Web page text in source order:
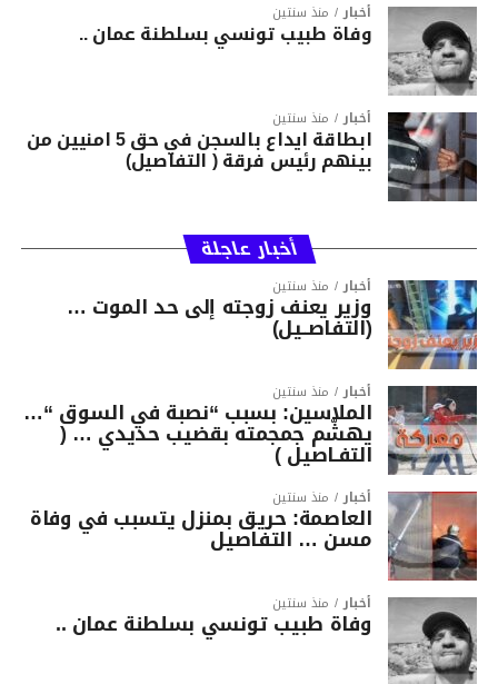
أخبار منذ سنتين
وفاة طبيب تونسي بسلطنة عمان ..
أخبار منذ سنتين
ابطاقة ايداع بالسجن في حق 5 امنيين من
بينهم رئيس فرقة ( التفاصيل)
أخبار عاجلة
أخبار منذ سنتين
وزير يعنف زوجته إلى حد الموت …
(التفاصــيل)
أخبار منذ سنتين
الملاسين: بسبب “نصبة في السوق “…
يهشّم جمجمته بقضيب حديدي … (
التفـاصيل )
أخبار منذ سنتين
العاصمة: حريق بمنزل يتسبب في وفاة
مسن … التفاصيل
أخبار منذ سنتين
وفاة طبيب تونسي بسلطنة عمان ..